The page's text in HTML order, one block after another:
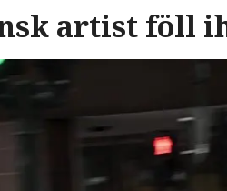
artist föll